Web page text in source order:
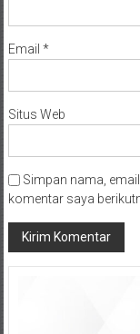
Email *
Situs Web
Simpan nama,
komentar saya